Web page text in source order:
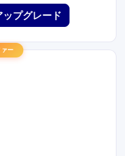
プグレード
ー